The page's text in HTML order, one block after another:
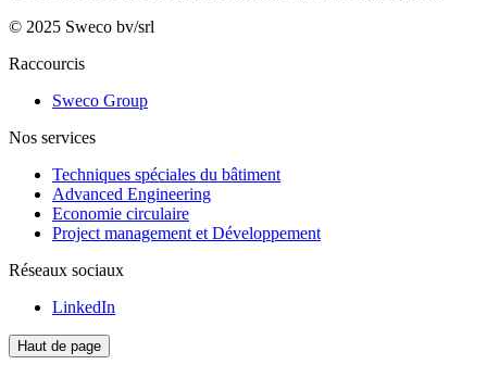
© 2025 Sweco bv/srl
Raccourcis
Sweco Group
Nos services
Techniques spéciales du bâtiment
Advanced Engineering
Economie circulaire
Project management et Développement
Réseaux sociaux
LinkedIn
Haut de page